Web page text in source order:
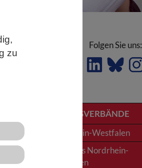
zu
Folgen Sie uns:
LANDESVERBÄNDE
Nordrhein-Westfalen
News aus Nordrhein-
Westfalen